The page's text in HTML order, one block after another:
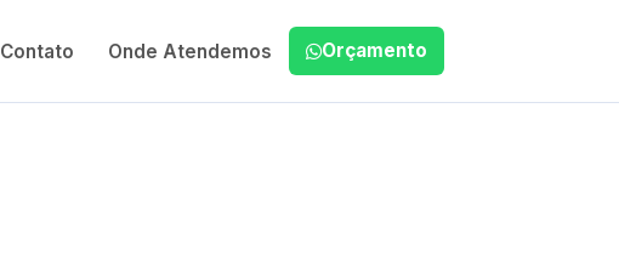
Contato Onde Atendemos Orçamento